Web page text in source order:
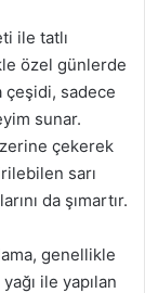
ile tatlı
özel günlerde
çeşidi, sadece
sunar.
çekerek
sarı
da şımartır.
genellikle
ile yapılan